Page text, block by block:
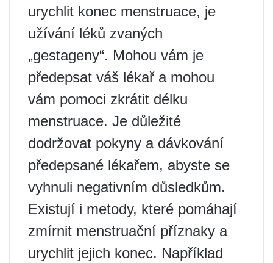
urychlit konec menstruace, je
užívání léků zvaných
„gestageny“. Mohou vám je
předepsat váš lékař a mohou
vám pomoci zkrátit délku
menstruace. Je důležité
dodržovat pokyny a dávkování
předepsané lékařem, abyste se
vyhnuli negativním důsledkům.
Existují i ​​metody, které pomáhají
zmírnit menstruační příznaky a
urychlit jejich konec. Například